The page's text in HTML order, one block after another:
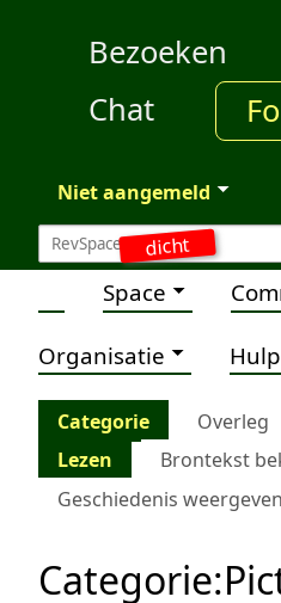
dicht
Bezoeken
Chat
Niet aangemeld
Space
Organisatie
Categorie Overleg
Lezen
Brontekst
Geschiedenis weergeven
Categorie: